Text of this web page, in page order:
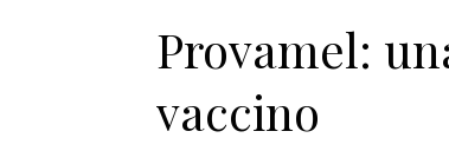
Provamel:
vaccino